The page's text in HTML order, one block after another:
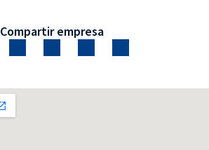
Compartir empresa